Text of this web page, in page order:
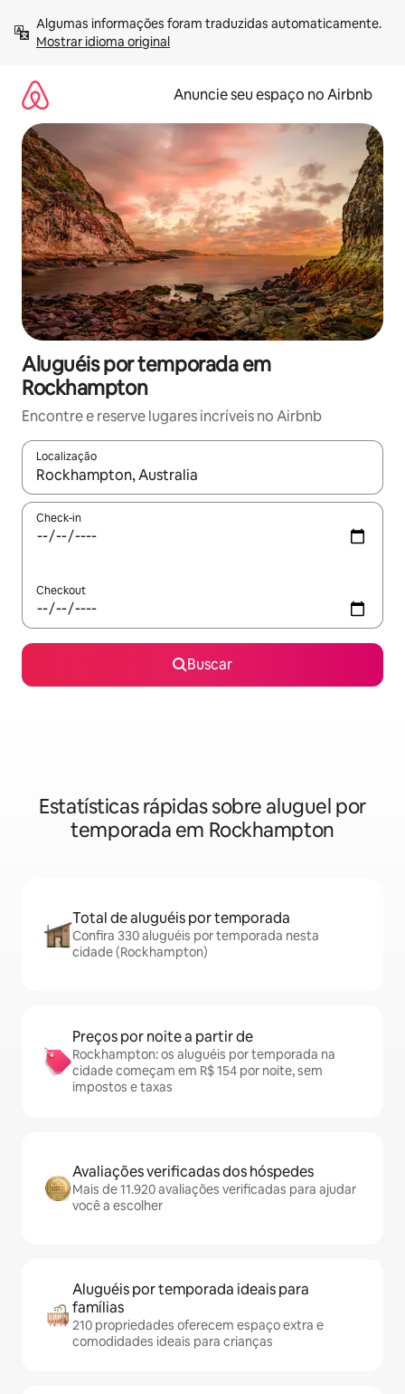
para
Mostrar idioma original
Anuncie seu espaço no Airbnb
Aluguéis por temporada em
Rockhampton
Encontre e reserve lugares incríveis no Airbnb
Localização
Quando os resultados estiverem disponíveis, explore-os
Check-in
Checkout
Buscar
Estatísticas rápidas sobre aluguel por
temporada em Rockhampton
Total de aluguéis por temporada
Confira 330 aluguéis por temporada nesta
cidade (Rockhampton)
Preços por noite a partir de
Rockhampton: os aluguéis por temporada na
cidade começam em R$ 154 por noite, sem
impostos e taxas
Avaliações verificadas dos hóspedes
Mais de 11.920 avaliações verificadas para ajudar
você a escolher
Aluguéis por temporada ideais para
famílias
210 propriedades oferecem espaço extra e
comodidades ideais para crianças